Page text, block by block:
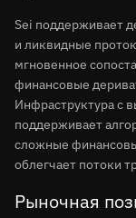
Sei поддерживает
и ликвидные
мгновенное
финансовые
Инфраструктура с
поддерживает
сложные
облегчает потоки
Рыночная